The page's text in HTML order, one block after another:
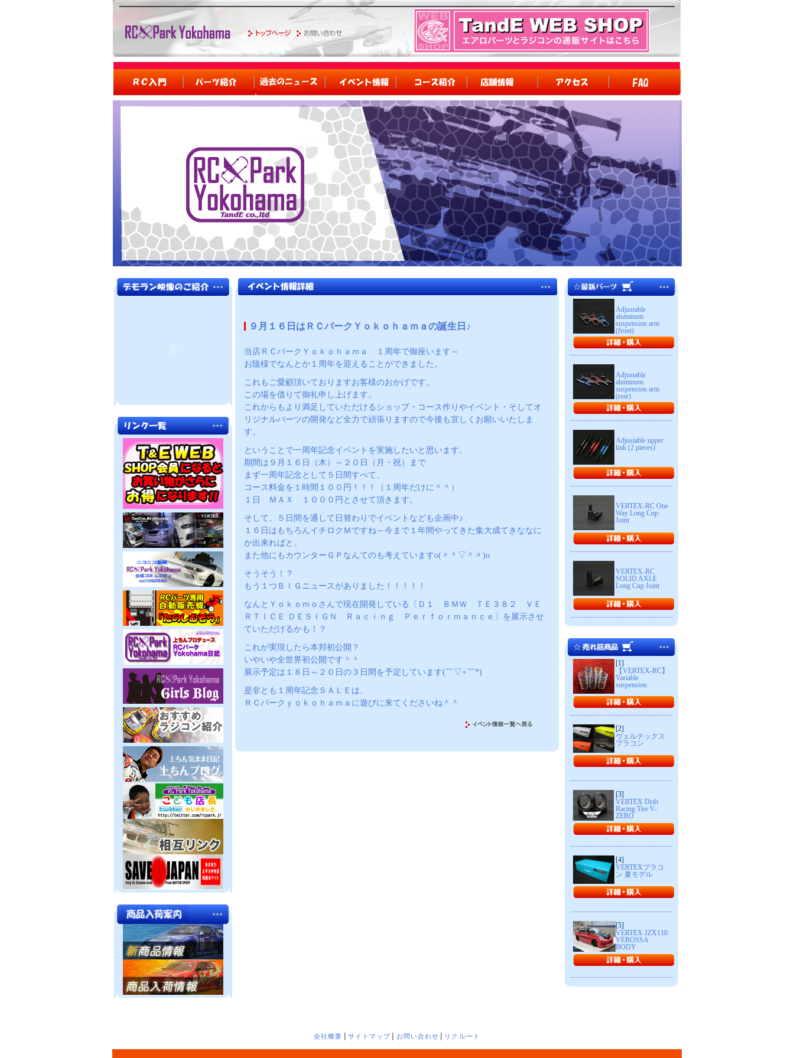
９月１６日はＲＣパークＹｏｋｏｈａｍａの誕生日♪
当店ＲＣパークＹｏｋｏｈａｍａ １周年で御座います～
お陰様でなんとか１周年を迎えることができました。
これもご愛顧頂いておりますお客様のおかげです。
この場を借りて御礼申し上げます。
これからもより満足していただけるショップ・コース作りやイベント・そしてオ
リジナルパーツの開発など全力で頑張りますので今後も宜しくお願いいたしま
す。
ということで一周年記念イベントを実施したいと思います。
期間は９月１６日（木）～２０日（月・祝）まで
まず一周年記念として５日間すべて、
コース料金を１時間１００円！！！（１周年だけに＾＾）
１日 ＭＡＸ １０００円とさせて頂きます。
そして、５日間を通して日替わりでイベントなども企画中♪
１６日はもちろんイチロクＭですね～今まで１年間やってきた集大成てきななに
か出来ればと。
また他にもカウンターＧＰなんてのも考えていますo(〃＾▽＾〃)o
そうそう！？
もう１つＢＩＧニュースがありました！！！！！
なんとＹｏｋｏｍｏさんで現在開発している〔Ｄ１ ＢＭＷ ＴＥ３８２ ＶＥ
ＲＴＩＣＥ ＤＥＳＩＧＮ Ｒａｃｉｎｇ Ｐｅｒｆｏｒｍａｎｃｅ〕を展示させ
ていただけるかも！？
これが実現したら本邦初公開？
いやいや全世界初公開です＾＾
展示予定は１８日～２０日の３日間を予定しています(￣▽+￣*)
是非とも１周年記念ＳＡＬＥは、
ＲＣパークｙｏｋｏｈａｍａに遊びに来てくださいね＾＾
Adjustable
aluminum
suspension arm
(front)
Adjustable
aluminum
suspension arm
(rear)
Adjustable upper
link (2 pieces)
VERTEX-RC One
Way Long Cup
Joint
VERTEX-RC
SOLID AXLE
Long Cup Joint
[1]
【VERTEX-RC】
Variable
suspension
[2]
ヴェルテックス
プラコン
[3]
VERTEX Drift
Racing Tire V-
ZERO
[4]
VERTEXプラコ
ン 夏モデル
[5]
VERTEX JZX110
VEROSSA
BODY
会社概要 サイトマップ お問い合わせ リクルート